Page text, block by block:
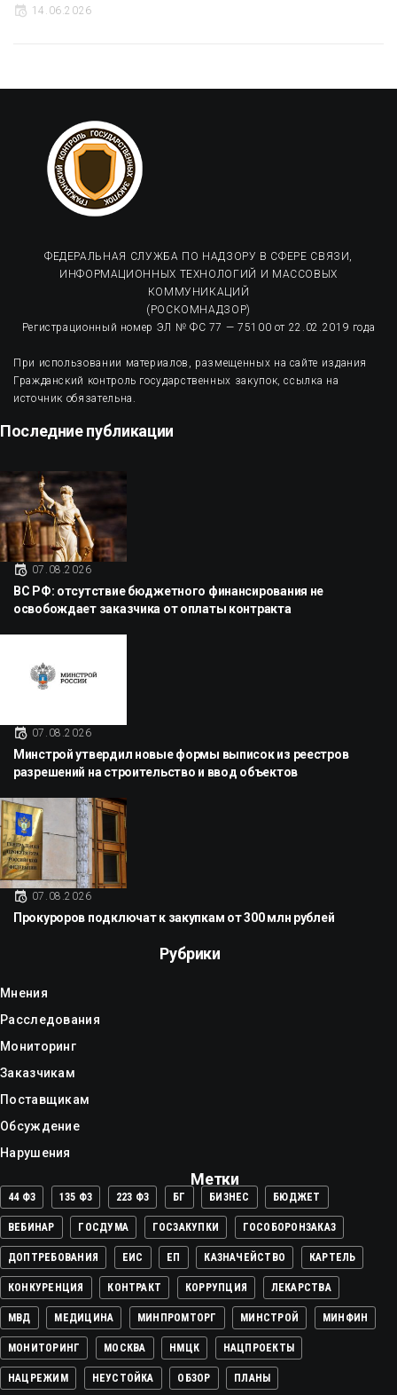
14.06.2026
ФЕДЕРАЛЬНАЯ СЛУЖБА ПО НАДЗОРУ В СФЕРЕ СВЯЗИ,
ИНФОРМАЦИОННЫХ ТЕХНОЛОГИЙ И МАССОВЫХ
КОММУНИКАЦИЙ
(РОСКОМНАДЗОР)
Регистрационный номер ЭЛ № ФС 77 — 75100 от 22.02.2019 года
При использовании материалов, размещенных на сайте издания
Гражданский контроль государственных закупок, ссылка на
источник обязательна.
Последние публикации
07.08.2026
ВС РФ: отсутствие бюджетного финансирования не
освобождает заказчика от оплаты контракта
07.08.2026
Минстрой утвердил новые формы выписок из реестров
разрешений на строительство и ввод объектов
07.08.2026
Прокуроров подключат к закупкам от 300 млн рублей
Рубрики
Мнения
Расследования
Мониторинг
Заказчикам
Поставщикам
Обсуждение
Нарушения
Метки
44 ФЗ 135 ФЗ 223 ФЗ БГ БИЗНЕС БЮДЖЕТ
ВЕБИНАР ГОСДУМА ГОСЗАКУПКИ ГОСОБОРОНЗАКАЗ
ДОПТРЕБОВАНИЯ ЕИС ЕП КАЗНАЧЕЙСТВО КАРТЕЛЬ
КОНКУРЕНЦИЯ КОНТРАКТ КОРРУПЦИЯ ЛЕКАРСТВА
МВД МЕДИЦИНА МИНПРОМТОРГ МИНСТРОЙ МИНФИН
МОНИТОРИНГ МОСКВА НМЦК НАЦПРОЕКТЫ
НАЦРЕЖИМ НЕУСТОЙКА ОБЗОР ПЛАНЫ